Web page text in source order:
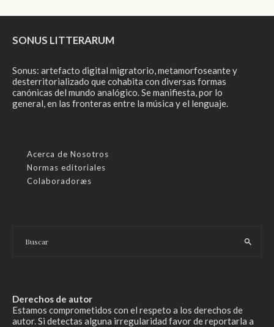
SONUS LITTERARUM
Sonus: artefacto digital migratorio, metamorfoseante y
desterritorializado que cohabita con diversas formas
canónicas del mundo analógico. Se manifiesta, por lo
general, en las fronteras entre la música y el lenguaje.
Acerca de Nosotros
Normas editoriales
Colaboradoræs
Derechos de autor
Estamos comprometidos con el respeto a los derechos de
autor. Si detectas alguna irregularidad favor de reportarla a